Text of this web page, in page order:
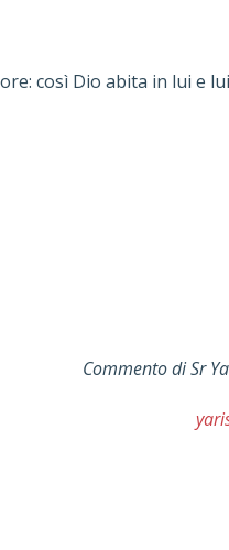
così Dio abita in lui e
Commento diSr